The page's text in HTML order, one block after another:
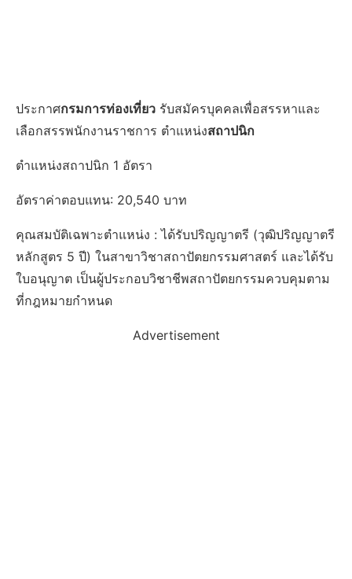
ประกาศกรมการท่องเที่ยว รับสมัครบุคคลเพื่อสรรหาและ
เลือกสรรพนักงานราชการ ตำแหน่งสถาปนิก
ตำแหน่งสถาปนิก 1 อัตรา
อัตราค่าตอบแทน: 20,540 บาท
คุณสมบัติเฉพาะตำแหน่ง : ได้รับปริญญาตรี (วุฒิปริญญาตรี
หลักสูตร 5 ปี) ในสาขาวิชาสถาปัตยกรรมศาสตร์ และได้รับ
ใบอนุญาต เป็นผู้ประกอบวิชาชีพสถาปัตยกรรมควบคุมตาม
ที่กฎหมายกําหนด
Advertisement